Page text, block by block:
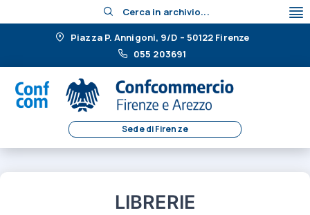
Cerca in archivio...
Piazza P. Annigoni, 9/D – 50122 Firenze
055 203691
Sede di Firenze
LIBRERIE